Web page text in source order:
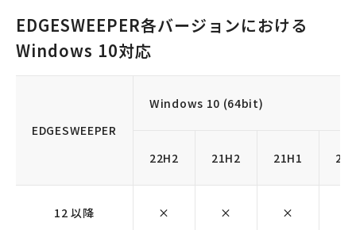
EDGESWEEPER各バージョンにおける
Windows 10対応
EDGESWEEPER
Windows 10 (64bit)
22H2 21H2 21H1
12 以降 × × ×